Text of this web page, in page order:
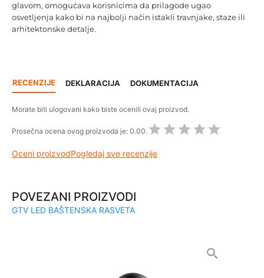
glavom, omogućava korisnicima da prilagode ugao
osvetljenja kako bi na najbolji način istakli travnjake, staze ili
arhitektonske detalje.
RECENZIJE DEKLARACIJA DOKUMENTACIJA
Morate biti ulogovani kako biste ocenili ovaj proizvod.
Prosečna ocena ovog proizvoda je: 0.00.
Oceni proizvodPogledaj sve recenzije
POVEZANI PROIZVODI
GTV LED BAŠTENSKA RASVETA